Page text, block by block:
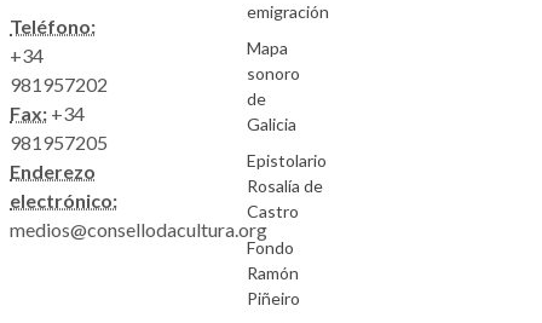
Teléfono:
+34
981957202
Fax: +34
981957205
Enderezo
electrónico:
medios@consellodacultura.org
emigración
Mapa
sonoro
de
Galicia
Epistolario
Rosalía de
Castro
Fondo
Ramón
Piñeiro